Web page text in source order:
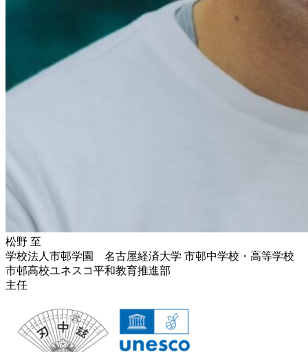
松野 至
学校法人市邨学園 名古屋経済大学 市邨中学校・高等学校
市邨高校ユネスコ平和教育推進部
主任